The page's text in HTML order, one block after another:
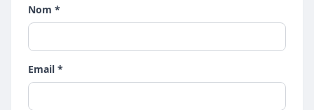
Nom *
Email *